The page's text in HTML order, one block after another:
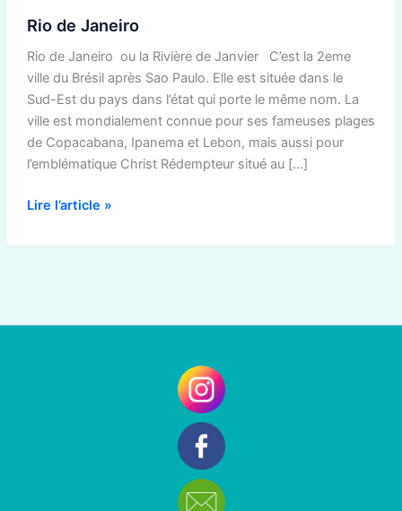
Rio de Janeiro
Rio de Janeiro ou la Rivière de Janvier C’est la 2eme
ville du Brésil après Sao Paulo. Elle est située dans le
Sud-Est du pays dans l’état qui porte le même nom. La
ville est mondialement connue pour ses fameuses plages
de Copacabana, Ipanema et Lebon, mais aussi pour
l’emblématique Christ Rédempteur situé au […]
de
Janeiro
Lire l’article »